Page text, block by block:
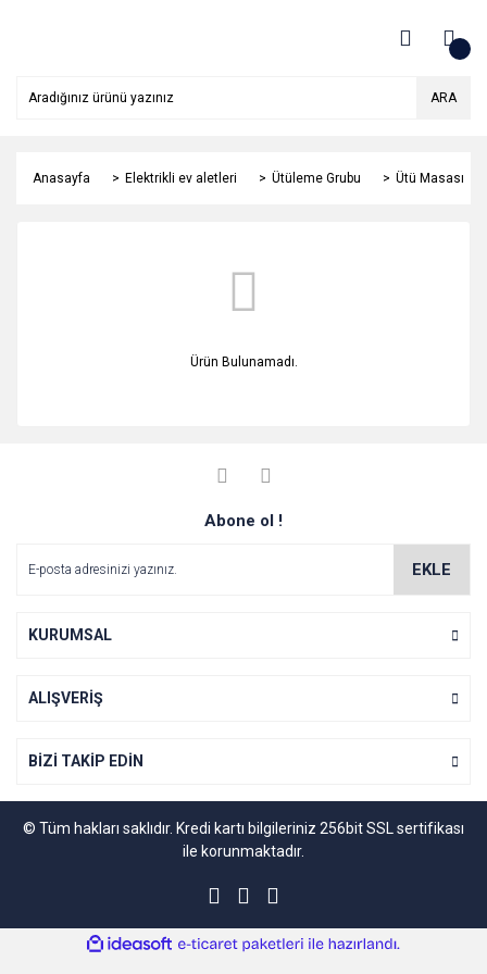
ARA
Anasayfa Elektrikli ev aletleri Ütüleme Grubu Ütü Masası
Ürün Bulunamadı.
Abone ol !
EKLE
KURUMSAL
ALIŞVERİŞ
BİZİ TAKİP EDİN
© Tüm hakları saklıdır. Kredi kartı bilgileriniz 256bit SSL sertifikası
ile korunmaktadır.
ideasoft
e-